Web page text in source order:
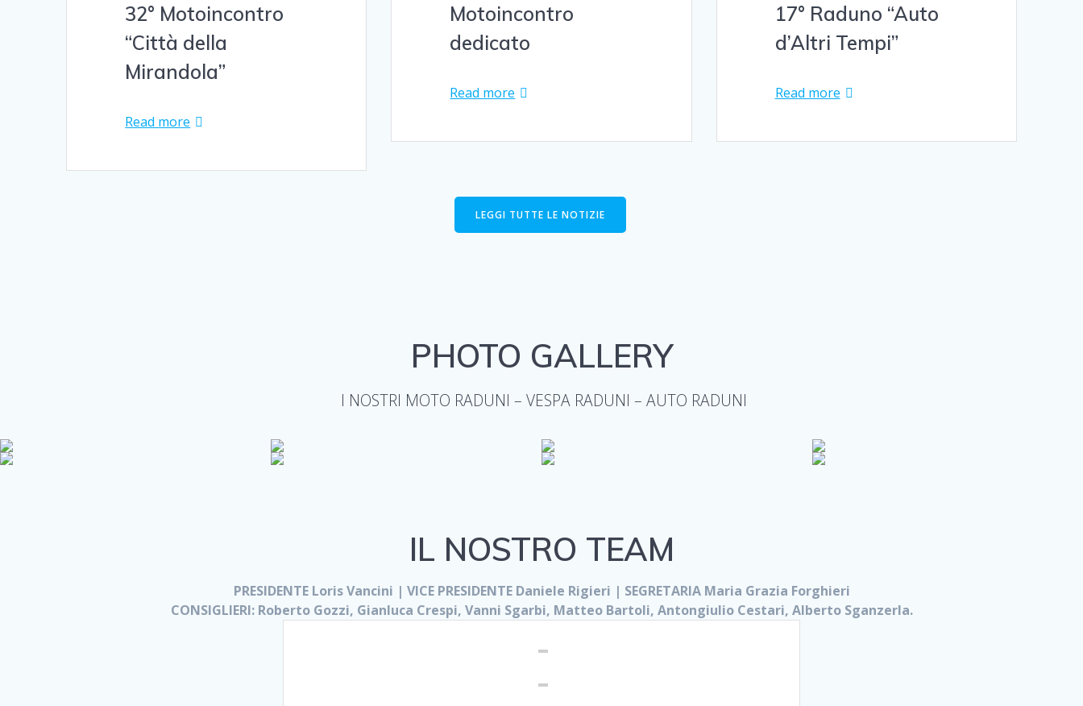
32° Motoincontro
“Città della
Mirandola”
Read more
Motoincontro
dedicato
Read more
17° Raduno “Auto
d’Altri Tempi”
Read more
LEGGI TUTTE LE NOTIZIE
PHOTO GALLERY
I NOSTRI MOTO RADUNI – VESPA RADUNI – AUTO RADUNI
IL NOSTRO TEAM
PRESIDENTE Loris Vancini | VICE PRESIDENTE Daniele Rigieri | SEGRETARIA Maria Grazia Forghieri
CONSIGLIERI: Roberto Gozzi, Gianluca Crespi, Vanni Sgarbi, Matteo Bartoli, Antongiulio Cestari, Alberto Sganzerla.